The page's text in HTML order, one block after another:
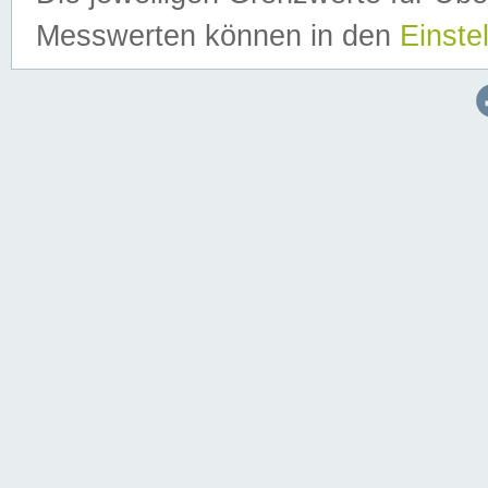
Messwerten können in den